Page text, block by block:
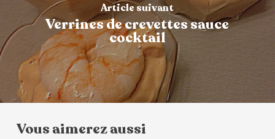
Article suivant
Verrines de crevettes sauce
cocktail
Vous aimerez aussi